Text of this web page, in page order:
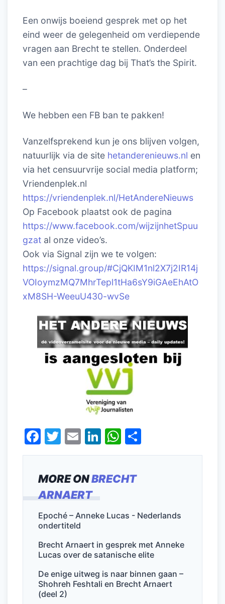
MORE ONBRECHT
ARNAERT
Epoché – Anneke Lucas - Nederlands
ondertiteld
Brecht Arnaert in gesprek met Anneke
Lucas over de satanische elite
De enige uitweg is naar binnen gaan –
Shohreh Feshtali en Brecht Arnaert
(deel 2)
Een onwijs boeiend gesprek met op het
eind weer de gelegenheid om verdiepende
vragen aan Brecht te stellen. Onderdeel
van een prachtige dag bij That’s the Spirit.
–
We hebben een FB ban te pakken!
Vanzelfsprekend kun je ons blijven volgen,
natuurlijk via de site hetanderenieuws.nl en
via het censuurvrije social media platform;
Vriendenplek.nl
https://vriendenplek.nl/HetAndereNieuws
Op Facebook plaatst ook de pagina
https://www.facebook.com/wijzijnhetSpuu
gzat al onze video’s.
Ook via Signal zijn we te volgen:
https://signal.group/#CjQKIM1nl2X7j2IR14j
VOIoymzMQ7MhrTepl1tHa6sY9iGAeEhAtO
xM8SH-WeeuU430-wvSe
F
a
e
b
o
o
k
T
w
er
E
m
l
Li
n
e
n
W
h
s
p
el